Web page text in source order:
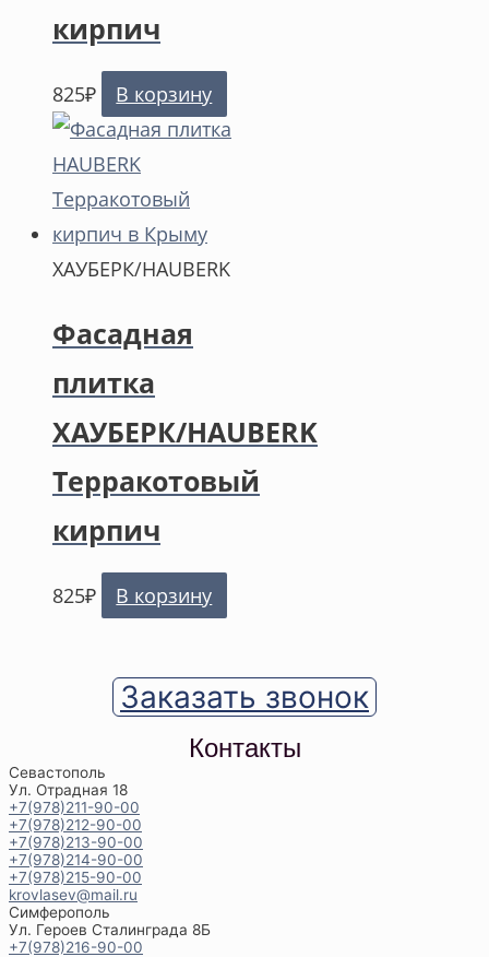
кирпич
825₽ В корзину
ХАУБЕРК/HAUBERK
Фасадная
плитка
ХАУБЕРК/HAUBERK
Терракотовый
кирпич
825₽ В корзину
Заказать звонок
Контакты
Севастополь
Ул. Отрадная 18
+7(978)211-90-00
+7(978)212-90-00
+7(978)213-90-00
+7(978)214-90-00
+7(978)215-90-00
krovlasev@mail.ru
Симферополь
Ул. Героев Сталинграда 8Б
+7(978)216-90-00